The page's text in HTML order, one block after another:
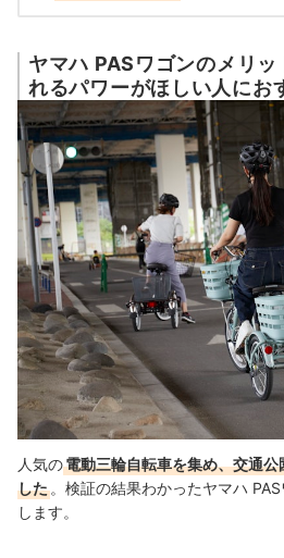
ヤマハ PASワゴンのメリ
れるパワーがほしい人にお
人気の電動三輪自転車を集め、交通
した 。検証の結果わかったヤマハ
します。